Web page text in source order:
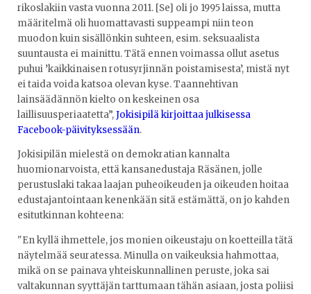
rikoslakiin vasta vuonna 2011. [Se] oli jo 1995 laissa, mutta
määritelmä oli huomattavasti suppeampi niin teon
muodon kuin sisällönkin suhteen, esim. seksuaalista
suuntausta ei mainittu. Tätä ennen voimassa ollut asetus
puhui ’kaikkinaisen rotusyrjinnän poistamisesta’, mistä nyt
ei taida voida katsoa olevan kyse. Taannehtivan
lainsäädännön kielto on keskeinen osa
laillisuusperiaatetta”,Jokisipilä kirjoittaa julkisessa
Facebook-päivityksessään.
Jokisipilän mielestä on demokratian kannalta
huomionarvoista, että kansanedustaja Räsänen, jolle
perustuslaki takaa laajan puheoikeuden ja oikeuden hoitaa
edustajantointaan kenenkään sitä estämättä, on jo kahden
esitutkinnan kohteena:
"En kyllä ihmettele, jos monien oikeustaju on koetteilla tätä
näytelmää seuratessa. Minulla on vaikeuksia hahmottaa,
mikä on se painava yhteiskunnallinen peruste, joka sai
valtakunnan syyttäjän tarttumaan tähän asiaan, josta poliisi